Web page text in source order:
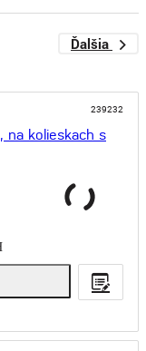
Ďalšia
239232
na kolieskach s